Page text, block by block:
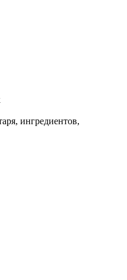
ингредиентов,